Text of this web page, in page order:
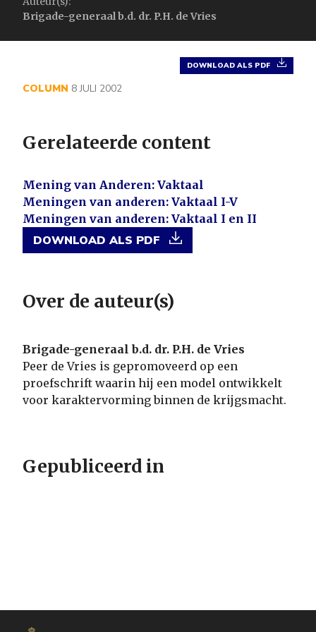
Brigade-generaal b.d. dr. P.H. de Vries
DOWNLOAD ALS PDF
COLUMN 8 JULI 2002
Gerelateerde content
Mening van Anderen: Vaktaal
Meningen van anderen: Vaktaal I-V
Meningen van anderen: Vaktaal I en II
DOWNLOAD ALS PDF
Over de auteur(s)
Brigade-generaal b.d. dr. P.H. de Vries
Peer de Vries is gepromoveerd op een
proefschrift waarin hij een model ontwikkelt
voor karaktervorming binnen de krijgsmacht.
Gepubliceerd in